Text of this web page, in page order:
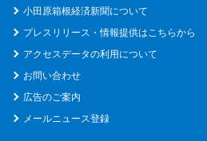
小田原箱根経済新聞について
プレスリリース・情報提供はこちらから
アクセスデータの利用について
お問い合わせ
広告のご案内
メールニュース登録